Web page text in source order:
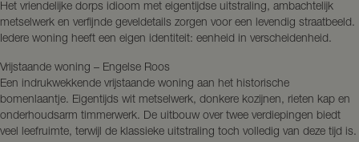
Het vriendelijke dorps idioom met eigentijdse uitstraling, ambachtelijk
metselwerk en verfijnde geveldetails zorgen voor een levendig straatbeeld.
Iedere woning heeft een eigen identiteit: eenheid in verscheidenheid.
Vrijstaande woning – Engelse Roos
Een indrukwekkende vrijstaande woning aan het historische
bomenlaantje. Eigentijds wit metselwerk, donkere kozijnen, rieten kap en
onderhoudsarm timmerwerk. De uitbouw over twee verdiepingen biedt
veel leefruimte, terwijl de klassieke uitstraling toch volledig van deze tijd is.